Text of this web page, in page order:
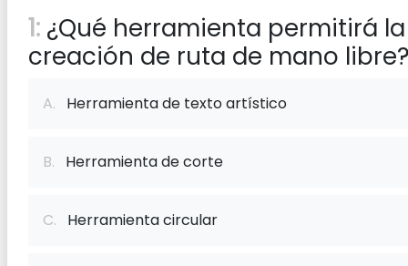
1: ¿Qué herramienta permitirá la
creación de ruta de mano
A. Herramienta de texto artístico
B. Herramienta de corte
C. Herramienta circular